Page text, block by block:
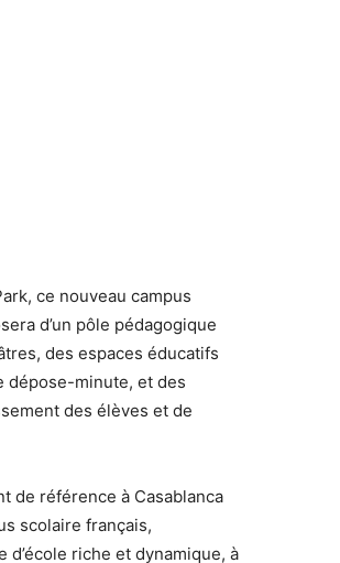
ce nouveau campus
d’un pôle pédagogique
des espaces éducatifs
dépose-minute, et des
des élèves et de
de référence à Casablanca
scolaire français,
riche et dynamique, à